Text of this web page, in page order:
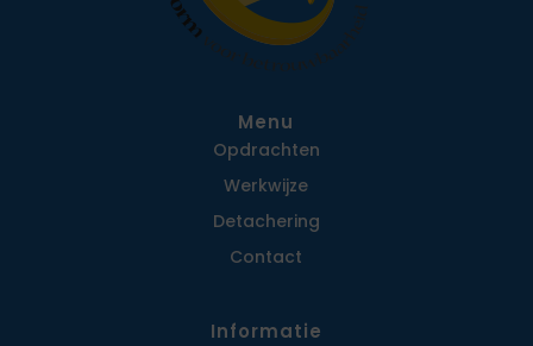
Menu
Opdrachten
Werkwijze
Detachering
Contact
Informatie